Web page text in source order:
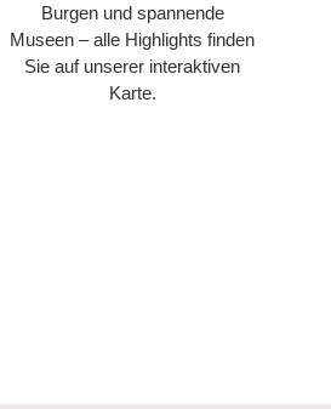
Burgen und spannende
Museen – alle Highlights finden
Sie auf unserer interaktiven
Karte.